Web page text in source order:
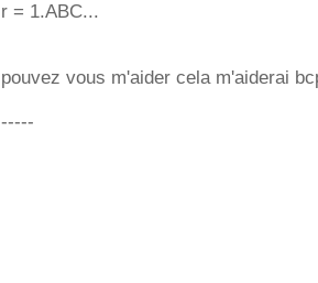
r = 1.ABC...
pouvez vous m'aider cela m'aiderai
-----